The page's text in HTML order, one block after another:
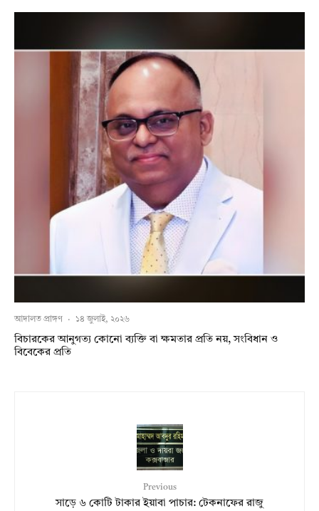
আদালত প্রাঙ্গণ · ১৪ জুলাই, ২০২৬
বিচারকের আনুগত্য কোনো ব্যক্তি বা ক্ষমতার প্রতি নয়, সংবিধান ও
বিবেকের প্রতি
Previous
সাড়ে ৬ কোটি টাকার ইয়াবা পাচার: টেকনাফের রাজু